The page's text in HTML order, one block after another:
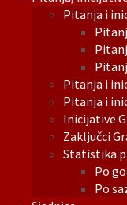
Pitanja i
Pitanja i
Pitanja i
Inicijative
Zaključci
Statistika
Po
Po